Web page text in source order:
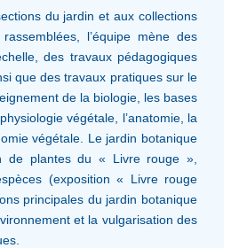
du jardin et aux collections
l’équipe mène des
des travaux pédagogiques
que des travaux pratiques sur le
de la biologie, les bases
végétale, l’anatomie, la
végétale. Le jardin botanique
de plantes du « Livre rouge »,
(exposition « Livre rouge
principales du jardin botanique
et la vulgarisation des